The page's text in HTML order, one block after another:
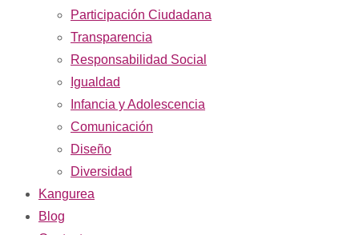
Participación Ciudadana
Transparencia
Responsabilidad Social
Igualdad
Infancia y Adolescencia
Comunicación
Diseño
Diversidad
Kangurea
Blog